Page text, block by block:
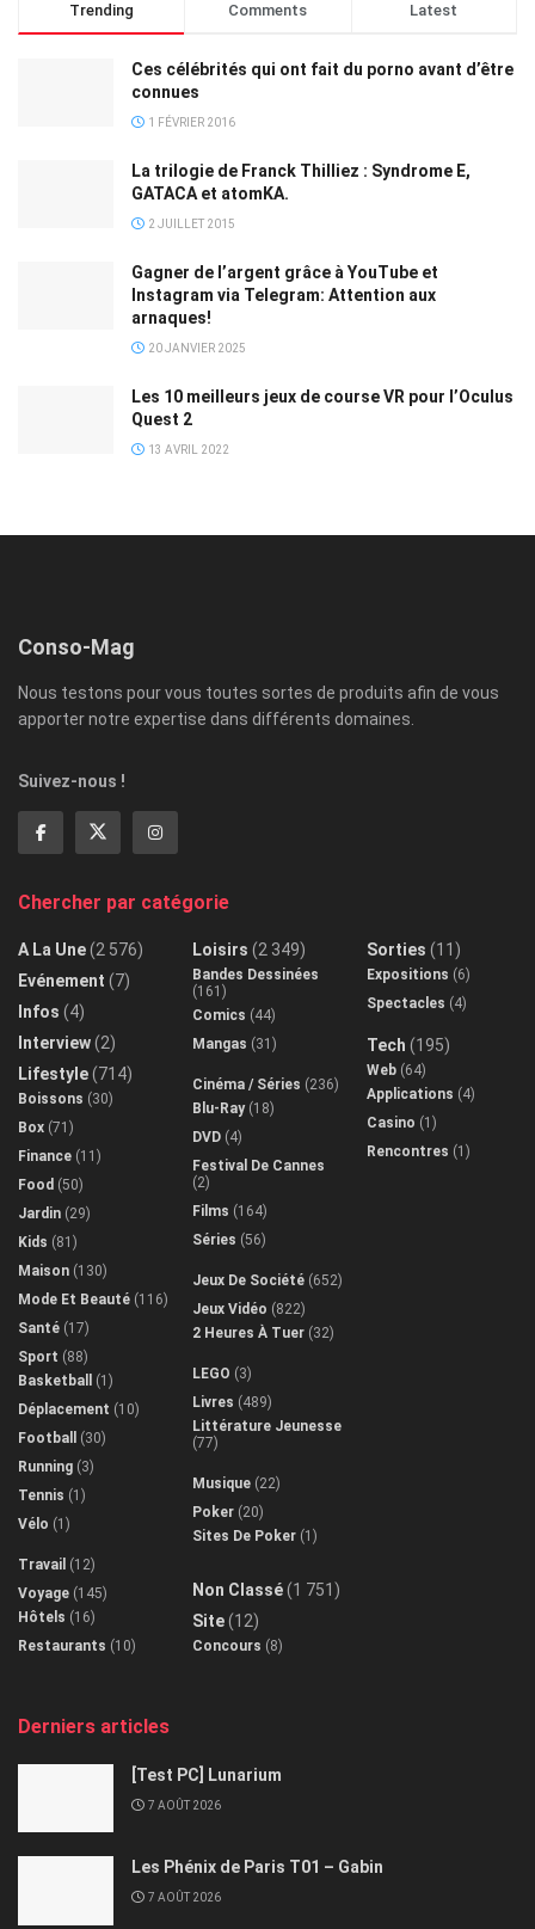
Trending Comments Latest
Ces célébrités qui ont fait du porno avant d’être
connues
1 FÉVRIER 2016
La trilogie de Franck Thilliez : Syndrome E,
GATACA et atomKA.
2 JUILLET 2015
Gagner de l’argent grâce à YouTube et
Instagram via Telegram: Attention aux
arnaques!
20 JANVIER 2025
Les 10 meilleurs jeux de course VR pour l’Oculus
Quest 2
13 AVRIL 2022
Conso-Mag
Nous testons pour vous toutes sortes de produits afin de vous
apporter notre expertise dans différents domaines.
Suivez-nous !
Chercher par catégorie
A La Une(2 576)
Evénement (7)
Infos (4)
Interview(2)
Lifestyle(714)
Boissons (30)
Box (71)
Finance (11)
Food (50)
Jardin (29)
Kids (81)
Maison (130)
Mode Et Beauté (116)
Santé (17)
Sport (88)
Basketball
(1)
Déplacement (10)
Football
(30)
Running (3)
Tennis (1)
Vélo (1)
Travail (12)
Voyage (145)
Hôtels (16)
Restaurants (10)
Loisirs (2 349)
Bandes Dessinées
(161)
Comics (44)
Mangas (31)
Cinéma / Séries (236)
Blu-Ray(18)
DVD (4)
Festival De Cannes
(2)
Films (164)
Séries (56)
Jeux De Société (652)
Jeux Vidéo (822)
2 Heures À Tuer (32)
LEGO (3)
Livres (489)
Littérature Jeunesse
(77)
Musique (22)
Poker (20)
Sites De Poker (1)
Non Classé(1 751)
Site(12)
Concours (8)
Sorties (11)
Expositions (6)
Spectacles (4)
Tech (195)
Web (64)
Applications (4)
Casino (1)
Rencontres (1)
Derniers articles
[Test PC] Lunarium
7 AOÛT 2026
Les Phénix de Paris T01 – Gabin
7 AOÛT 2026